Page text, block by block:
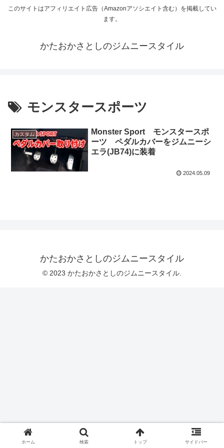
このサイトはアフィリエイト広告（Amazonアソシエイト含む）を掲載してい
ます。
かたおかさとしのジムニースタイル
モンスタースポーツ
カスタム
Monster Sport モンスタースポ
ーツ ペダルカバーをジムニーシ
エラ(JB74)に装着
2024.05.09
かたおかさとしのジムニースタイル
© 2023 かたおかさとしのジムニースタイル.
ホーム 検索 トップ サイドバー